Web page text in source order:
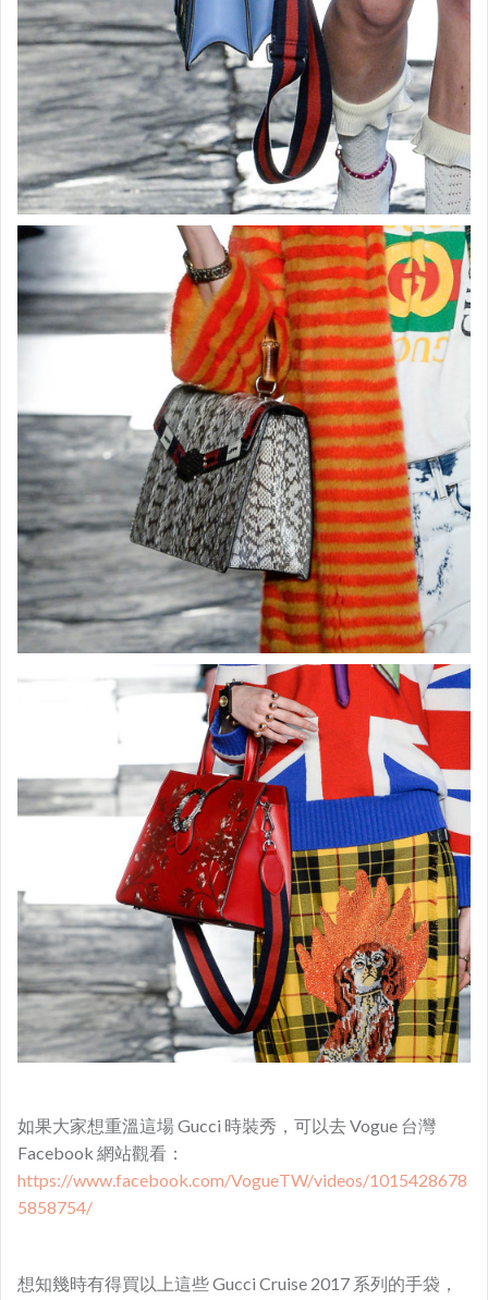
如果大家想重溫這場 Gucci 時裝秀，可以去 Vogue 台灣
Facebook 網站觀看：
https://www.facebook.com/VogueTW/videos/1015428678
5858754/
想知幾時有得買以上這些 Gucci Cruise 2017 系列的手袋，